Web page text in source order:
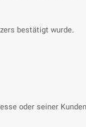
bestätigt wurde.
oder seiner